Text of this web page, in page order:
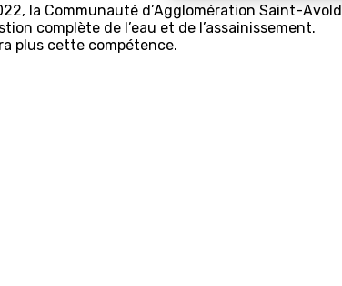
la Communauté d’Agglomération Saint-Avold
complète de l’eau et de l’assainissement.
plus cette compétence.